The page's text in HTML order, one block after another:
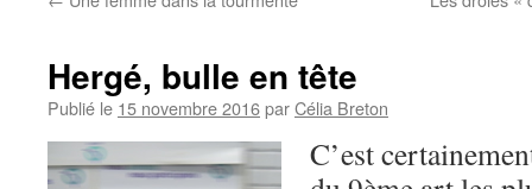
Hergé, bulle en tête
Publié le 15 novembre 2016parCélia Breton
C’est